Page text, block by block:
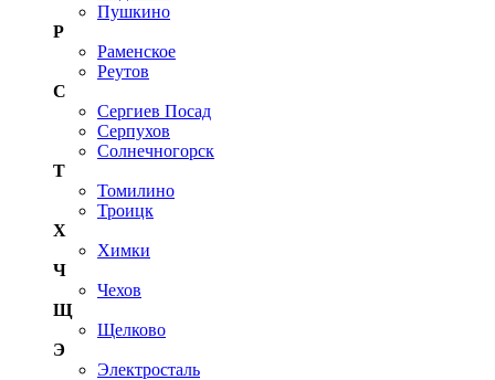
Пушкино
Р
Раменское
Реутов
С
Сергиев Посад
Серпухов
Солнечногорск
Т
Томилино
Троицк
Х
Химки
Ч
Чехов
Щ
Щелково
Э
Электросталь